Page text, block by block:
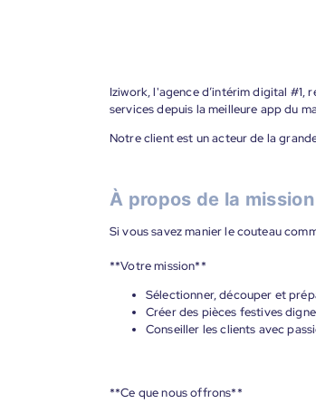
Iziwork, l'agence d’intérim digital #1,
services depuis la meilleure app du
Notre client est un acteur de la
À propos de la mission
Si vous savez manier le couteau
**Votre mission**
Sélectionner, découper et
Créer des pièces festives
Conseiller les clients avec
**Ce que nous offrons**